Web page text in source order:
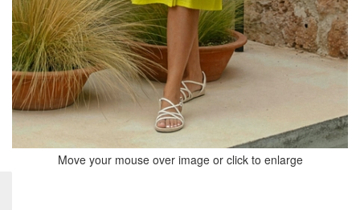
Move your mouse over image or click to enlarge